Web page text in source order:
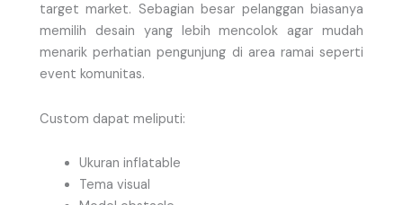
target market. Sebagian besar pelanggan biasanya
memilih desain yang lebih mencolok agar mudah
menarik perhatian pengunjung di area ramai seperti
event komunitas.
Custom dapat meliputi:
Ukuran inflatable
Tema visual